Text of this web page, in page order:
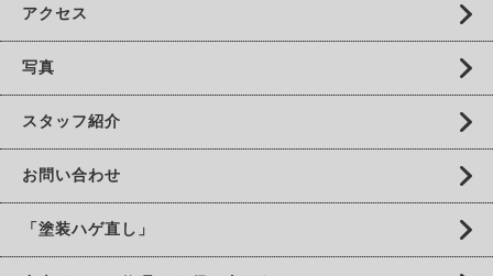
アクセス
写真
スタッフ紹介
お問い合わせ
「塗装ハゲ直し」